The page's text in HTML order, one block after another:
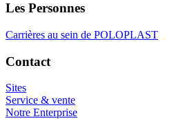
Les Personnes
Carrières au sein de POLOPLAST
Contact
Sites
Service & vente
Notre Enterprise